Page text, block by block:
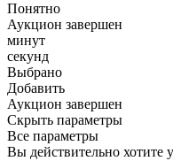
Понятно
Аукцион завершен
минут
секунд
Выбрано
Добавить
Аукцион завершен
Скрыть параметры
Все параметры
Вы действительно хотите